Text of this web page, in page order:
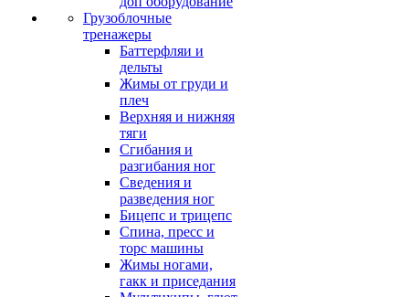
Грузоблочные
тренажеры
Баттерфляи и
дельты
Жимы от груди и
плеч
Верхняя и нижняя
тяги
Сгибания и
разгибания ног
Сведения и
разведения ног
Бицепс и трицепс
Спина, пресс и
торс машины
Жимы ногами,
гакк и приседания